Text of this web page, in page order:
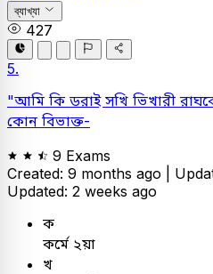
ব্যাখ্যা
427
5.
"আমি কি ডরাই সখি ভিখারী
কোন বিভাক্ত-
9 Exams
Created: 9 months ago |
Updated: 2 weeks ago
ক
কর্মে ২য়া
খ